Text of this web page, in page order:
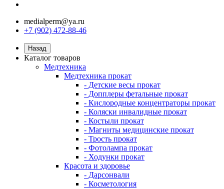
medialperm@ya.ru
+7 (902) 472-88-46
Назад
Каталог товаров
Медтехника
Медтехника прокат
- Детские весы прокат
- Допплеры фетальные прокат
- Кислородные концентраторы прокат
- Коляски инвалидные прокат
- Костыли прокат
- Магниты медицинские прокат
- Трость прокат
- Фотолампа прокат
- Ходунки прокат
Красота и здоровье
- Дарсонвали
- Косметология